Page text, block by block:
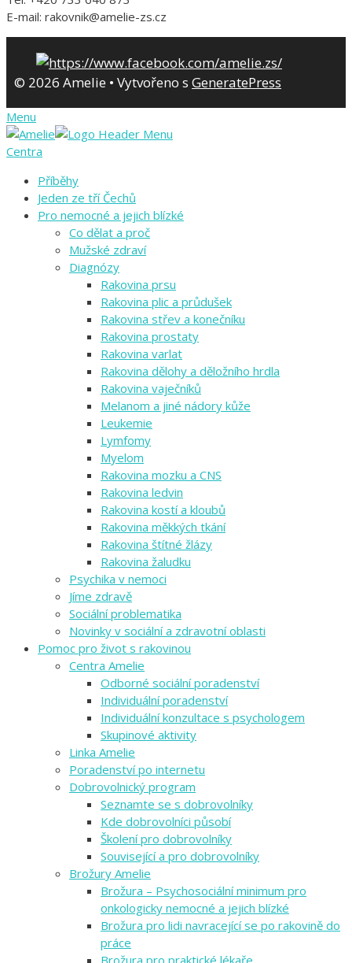
E-mail: rakovnik@amelie-zs.cz
© 2026 Amelie • Vytvořeno s GeneratePress
Menu
Centra
Příběhy
Jeden ze tří Čechů
Pro nemocné a jejich blízké
Co dělat a proč
Mužské zdraví
Diagnózy
Rakovina prsu
Rakovina plic a průdušek
Rakovina střev a konečníku
Rakovina prostaty
Rakovina varlat
Rakovina dělohy a děložního hrdla
Rakovina vaječníků
Melanom a jiné nádory kůže
Leukemie
Lymfomy
Myelom
Rakovina mozku a CNS
Rakovina ledvin
Rakovina kostí a kloubů
Rakovina měkkých tkání
Rakovina štítné žlázy
Rakovina žaludku
Psychika v nemoci
Jíme zdravě
Sociální problematika
Novinky v sociální a zdravotní oblasti
Pomoc pro život s rakovinou
Centra Amelie
Odborné sociální poradenství
Individuální poradenství
Individuální konzultace s psychologem
Skupinové aktivity
Linka Amelie
Poradenství po internetu
Dobrovolnický program
Seznamte se s dobrovolníky
Kde dobrovolníci působí
Školení pro dobrovolníky
Související a pro dobrovolníky
Brožury Amelie
Brožura – Psychosociální minimum pro
onkologicky nemocné a jejich blízké
Brožura pro lidi navracející se po rakovině do
práce